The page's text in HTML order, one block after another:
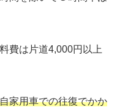
費は片道4,000円以上
家用車での往復でかか